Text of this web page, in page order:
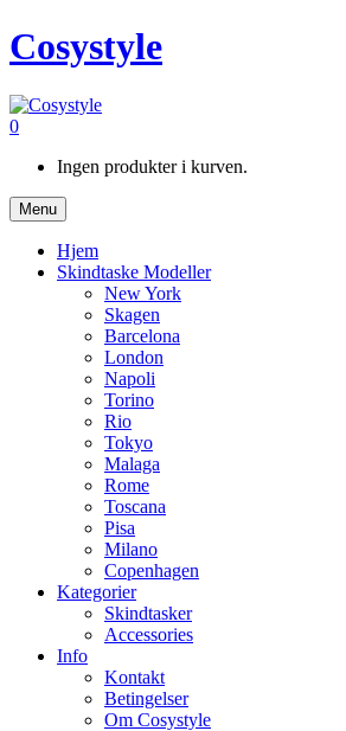
Cosystyle
0
Ingen produkter i kurven.
Menu
Hjem
Skindtaske Modeller
New York
Skagen
Barcelona
London
Napoli
Torino
Rio
Tokyo
Malaga
Rome
Toscana
Pisa
Milano
Copenhagen
Kategorier
Skindtasker
Accessories
Info
Kontakt
Betingelser
Om Cosystyle